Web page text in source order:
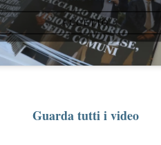
ACCETTO
Guarda tutti i video